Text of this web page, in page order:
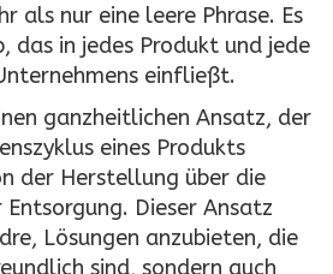
als nur eine leere Phrase. Es
das in jedes Produkt und jede
einfließt.
ganzheitlichen Ansatz, der
eines Produkts
der Herstellung über die
Entsorgung. Dieser Ansatz
Lösungen anzubieten, die
sind, sondern auch